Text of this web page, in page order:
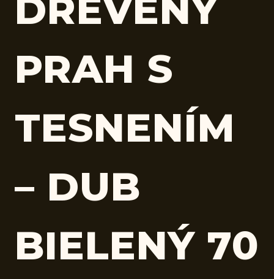
DREVENÝ
PRAH S
TESNENÍM
– DUB
BIELENÝ 70